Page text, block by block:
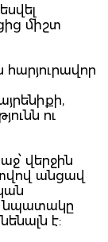
միշտ
ու
վերջին
անցավ
նպատակը
է: